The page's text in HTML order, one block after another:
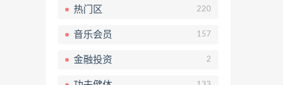
热门区 220
音乐会员 157
金融投资 2